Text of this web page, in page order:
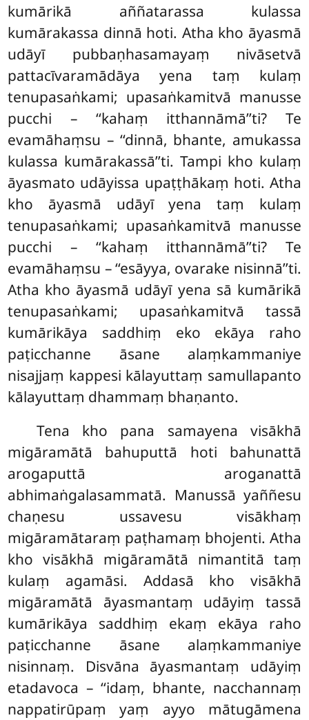
kumārikā aññatarassa kulassa
kumārakassa dinnā hoti. Atha kho āyasmā
udāyī pubbaṇhasamayaṃ nivāsetvā
pattacīvaramādāya yena taṃ kulaṃ
tenupasaṅkami; upasaṅkamitvā manusse
pucchi – ‘‘kahaṃ itthannāmā’’ti? Te
evamāhaṃsu – ‘‘dinnā, bhante, amukassa
kulassa kumārakassā’’ti. Tampi kho kulaṃ
āyasmato udāyissa upaṭṭhākaṃ hoti. Atha
kho āyasmā udāyī yena taṃ kulaṃ
tenupasaṅkami; upasaṅkamitvā manusse
pucchi – ‘‘kahaṃ itthannāmā’’ti? Te
evamāhaṃsu – ‘‘esāyya, ovarake nisinnā’’ti.
Atha kho āyasmā udāyī yena sā kumārikā
tenupasaṅkami; upasaṅkamitvā tassā
kumārikāya saddhiṃ eko ekāya raho
paṭicchanne āsane alaṃkammaniye
nisajjaṃ kappesi kālayuttaṃ samullapanto
kālayuttaṃ dhammaṃ bhaṇanto.
Tena kho pana samayena visākhā
migāramātā bahuputtā hoti bahunattā
arogaputtā aroganattā
abhimaṅgalasammatā. Manussā yaññesu
chaṇesu ussavesu visākhaṃ
migāramātaraṃ paṭhamaṃ bhojenti. Atha
kho visākhā migāramātā nimantitā taṃ
kulaṃ agamāsi. Addasā kho visākhā
migāramātā āyasmantaṃ udāyiṃ tassā
kumārikāya saddhiṃ ekaṃ ekāya raho
paṭicchanne āsane alaṃkammaniye
nisinnaṃ. Disvāna āyasmantaṃ udāyiṃ
etadavoca – ‘‘idaṃ, bhante, nacchannaṃ
nappatirūpaṃ yaṃ ayyo mātugāmena